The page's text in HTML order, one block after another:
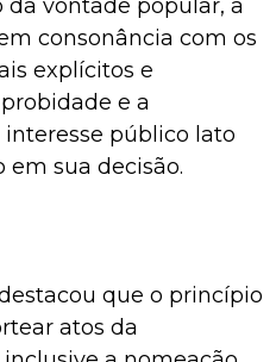
vontade popular, a
consonância com os
explícitos e
e a
público lato
em sua decisão.
que o princípio
atos da